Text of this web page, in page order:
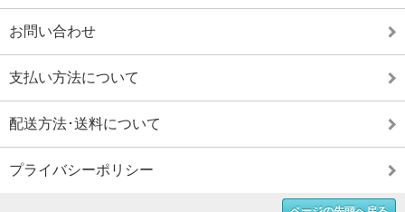
お問い合わせ
支払い方法について
配送方法･送料について
プライバシーポリシー